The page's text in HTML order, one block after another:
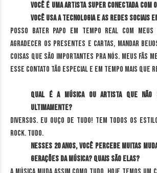
Você é uma artista super conectada com
você usa a tecnologia e as redes sociais
Posso bater papo em tempo real com
agradecer os presentes e cartas, mandar
coisas que são importantes pra nós. Meus fãs
esse contato tão especial e em tempo mais que
Qual é a música ou artista que não
ultimamente?
Diversos. Eu ouço de tudo! Tem todos os
Rock. Tudo.
Nesses 20 anos, você percebe muitas
gerações da música? Quais são elas?